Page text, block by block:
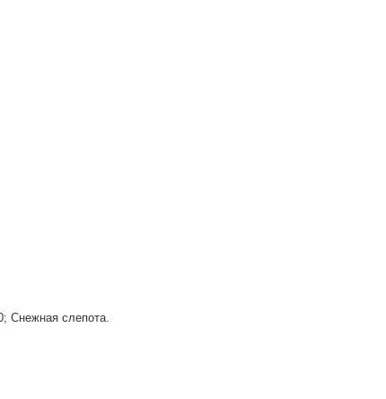
Снежная слепота.